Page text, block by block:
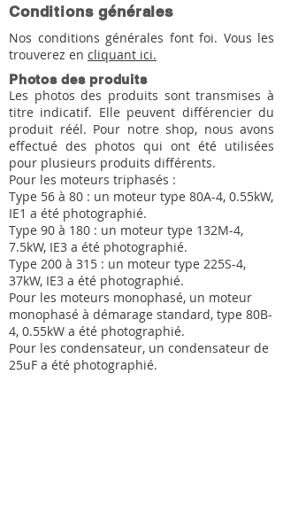
Conditions générales
Nos conditions générales font foi. Vous les
trouverez en cliquant ici.
Photos des produits
Les photos des produits sont transmises à
titre indicatif. Elle peuvent différencier du
produit réél. Pour notre shop, nous avons
effectué des photos qui ont été utilisées
pour plusieurs produits différents.
Pour les moteurs triphasés :
Type 56 à 80 : un moteur type 80A-4, 0.55kW,
IE1 a été photographié.
Type 90 à 180 : un moteur type 132M-4,
7.5kW, IE3 a été photographié.
Type 200 à 315 : un moteur type 225S-4,
37kW, IE3 a été photographié.
Pour les moteurs monophasé, un moteur
monophasé à démarage standard, type 80B-
4, 0.55kW a été photographié.
Pour les condensateur, un condensateur de
25uF a été photographié.